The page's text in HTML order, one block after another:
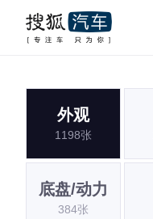
外观
1198张
底盘/动力
384张